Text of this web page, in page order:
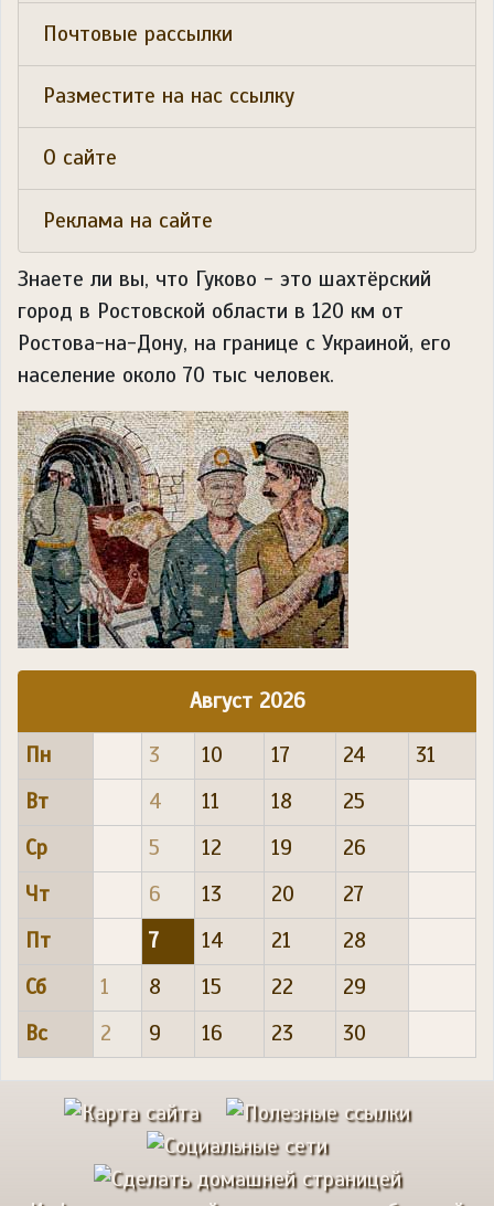
Почтовые рассылки
Разместите на нас ссылку
О сайте
Реклама на сайте
Знаете ли вы, что Гуково - это шахтёрский
город в Ростовской области в 120 км от
Ростова-на-Дону, на границе с Украиной, его
население около 70 тыс человек.
Август 2026
Пн 3 10 17 24
31
Вт
4 11 18
25
Ср
5 12 19
26
Чт
6 13 20
27
Пт
7 14 21
28
Сб
1 8 15 22
29
Вс
2 9 16 23 30